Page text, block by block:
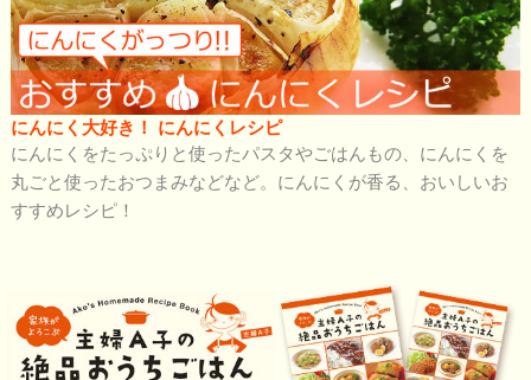
にんにく大好き！ にんにくレシピ
にんにくをたっぷりと使ったパスタやごはんもの、にんにくを
丸ごと使ったおつまみなどなど。にんにくが香る、おいしいお
すすめレシピ！